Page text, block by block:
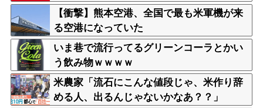
【衝撃】熊本空港、全国で最も米軍機が来
る空港になっていた
いま巷で流行ってるグリーンコーラとかい
う飲み物ｗｗｗｗ
米農家「流石にこんな値段じゃ、米作り辞
める人、出るんじゃないかなあ？？」